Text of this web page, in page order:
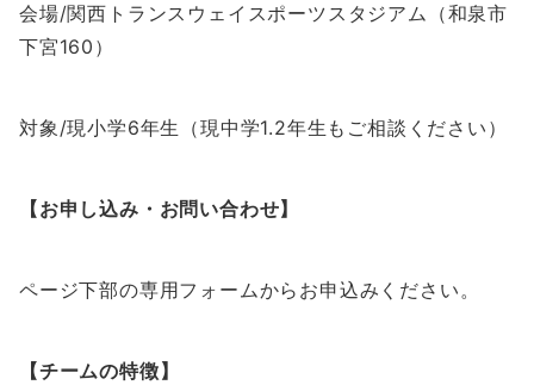
会場/関西トランスウェイスポーツスタジアム（和泉市
下宮160）
対象/現小学6年生（現中学1.2年生もご相談ください）
【お申し込み・お問い合わせ】
ページ下部の専用フォームからお申込みください。
【チームの特徴】